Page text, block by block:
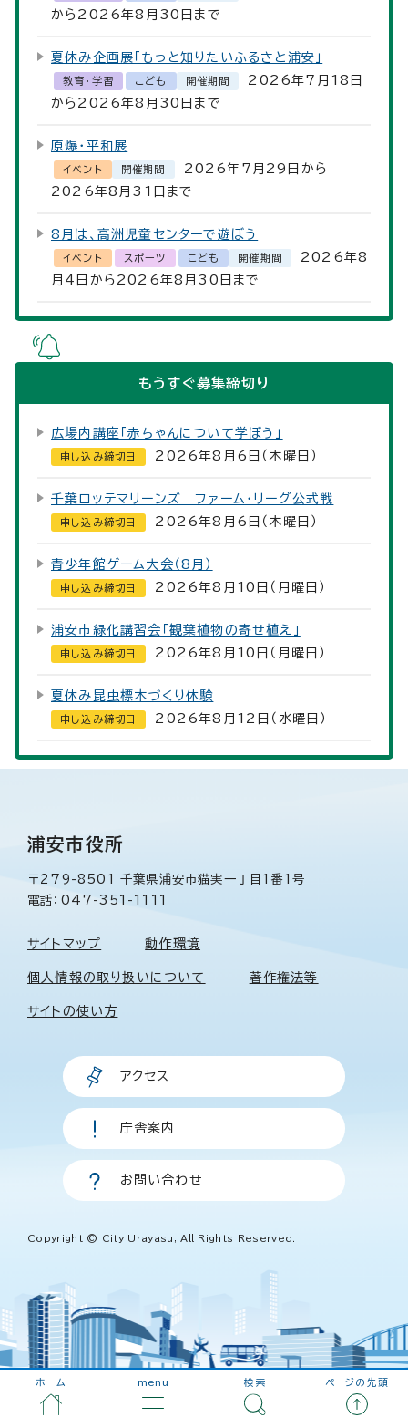
から2026年8月30日まで
夏休み企画展「もっと知りたいふるさと浦安」
教育・学習 こども 開催期間
2026年7月18日
から2026年8月30日まで
原爆・平和展
イベント 開催期間
2026年7月29日から
2026年8月31日まで
8月は、高洲児童センターで遊ぼう
イベント スポーツ こども 開催期間
2026年8
月4日から2026年8月30日まで
もうすぐ募集締切り
広場内講座「赤ちゃんについて学ぼう」
申し込み締切日 2026年8月6日（木曜日）
千葉ロッテマリーンズ ファーム・リーグ公式戦
申し込み締切日 2026年8月6日（木曜日）
青少年館ゲーム大会（8月）
申し込み締切日 2026年8月10日（月曜日）
浦安市緑化講習会「観葉植物の寄せ植え」
申し込み締切日 2026年8月10日（月曜日）
夏休み昆虫標本づくり体験
申し込み締切日 2026年8月12日（水曜日）
ホーム menu 検索 ページの先頭
浦安市役所
〒279-8501 千葉県浦安市猫実一丁目1番1号
電話：047-351-1111
サイトマップ 動作環境
個人情報の取り扱いについて 著作権法等
サイトの使い方
アクセス
庁舎案内
お問い合わせ
Copyright © City Urayasu, All Rights Reserved.